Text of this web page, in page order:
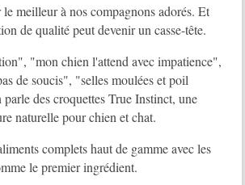
meilleur à nos compagnons adorés. Et
de qualité peut devenir un casse-tête.
"mon chien l'attend avec impatience",
de soucis", "selles moulées et poil
des croquettes True Instinct, une
naturelle pour chien et chat.
complets haut de gamme avec les
le premier ingrédient.